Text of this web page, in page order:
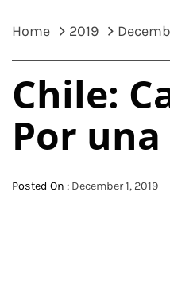
Home 2019
Chile:
Por
Posted On : December 1, 2019